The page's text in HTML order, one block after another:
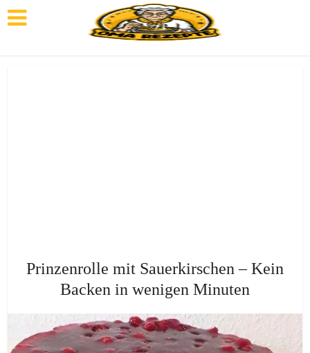
Prinzenrolle mit Sauerkirschen – Kein
Backen in wenigen Minuten